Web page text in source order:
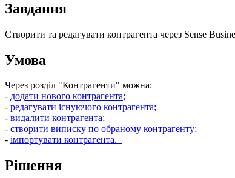
Завдання
Створити та редагувати контрагента через Sense
Умова
Через розділ "Контрагенти" можна:
- додати нового контрагента;
- редагувати існуючого контрагента;
- видалити контрагента;
- створити виписку по обраному контрагенту;
- імпортувати контрагента.
Рішення